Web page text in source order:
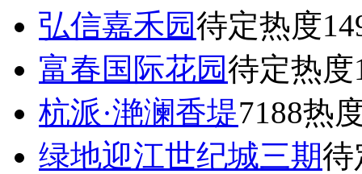
弘信嘉禾园待定热度
富春国际花园待定热度
杭派·滟澜香堤7188热
绿地迎江世纪城三期待